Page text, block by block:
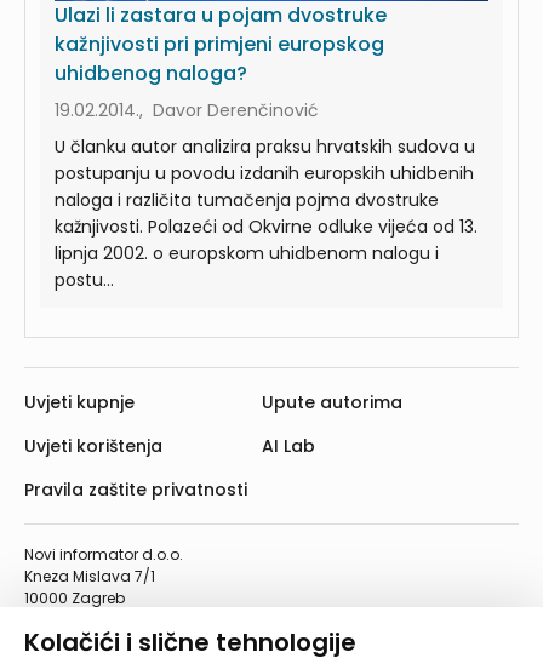
Kolačići i slične tehnologije
Ulazi li zastara u pojam dvostruke
kažnjivosti pri primjeni europskog
uhidbenog naloga?
19.02.2014., Davor Derenčinović
U članku autor analizira praksu hrvatskih sudova u
postupanju u povodu izdanih europskih uhidbenih
naloga i različita tumačenja pojma dvostruke
kažnjivosti. Polazeći od Okvirne odluke vijeća od 13.
lipnja 2002. o europskom uhidbenom nalogu i
postu...
Novi informator d.o.o.
Kneza Mislava 7/1
10000 Zagreb
Telefaks: 01/4612-553
Uvjeti kupnje
Uvjeti korištenja
Pravila zaštite privatnosti
Upute autorima
AI Lab